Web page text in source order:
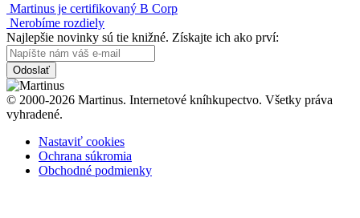
Martinus je certifikovaný B Corp
Nerobíme rozdiely
Najlepšie novinky sú tie knižné. Získajte ich ako prví:
Odoslať
© 2000-2026 Martinus. Internetové kníhkupectvo. Všetky práva
vyhradené.
Nastaviť cookies
Ochrana súkromia
Obchodné podmienky